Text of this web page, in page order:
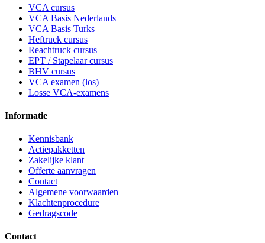
VCA cursus
VCA Basis Nederlands
VCA Basis Turks
Heftruck cursus
Reachtruck cursus
EPT / Stapelaar cursus
BHV cursus
VCA examen (los)
Losse VCA-examens
Informatie
Kennisbank
Actiepakketten
Zakelijke klant
Offerte aanvragen
Contact
Algemene voorwaarden
Klachtenprocedure
Gedragscode
Contact